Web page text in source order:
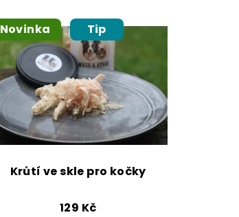
Novinka Tip
Krůtí ve skle pro kočky
129 Kč